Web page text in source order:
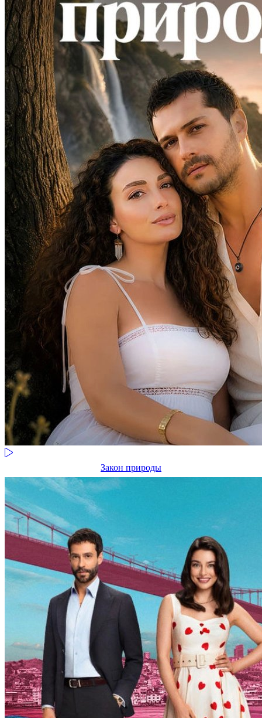
Закон природы